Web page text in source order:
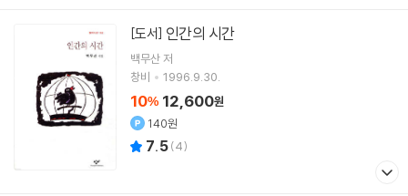
[도서] 인간의 시간
백무산저
창비
1996.9.30.
10% 12,600원
140원
7.5(4)